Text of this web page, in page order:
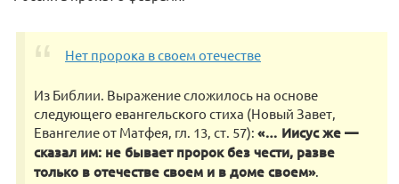
Нет пророка в своем отечестве
Из Библии. Выражение сложилось на основе
следующего евангельского стиха (Новый Завет,
Евангелие от Матфея, гл. 13, ст. 57): «… Иисус же —
сказал им: не бывает пророк без чести, разве
только в отечестве своем и в доме своем».